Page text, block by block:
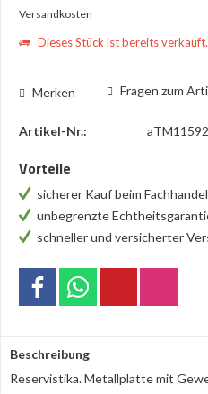
Versandkosten
Dieses Stück ist bereits verkauft.
Merken Fragen zum
Artikel-Nr.: aTM11592
Vorteile
sicherer Kauf beim Fachhandel
unbegrenzte
schneller und versicherter
Beschreibung
Reservistika. Metallplatte mit